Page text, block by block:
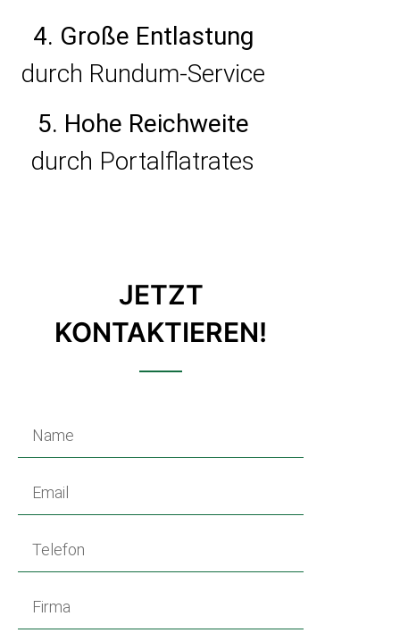
4. Große Entlastung
durch Rundum-Service
5. Hohe Reichweite
durch Portalflatrates
JETZT
KONTAKTIEREN!